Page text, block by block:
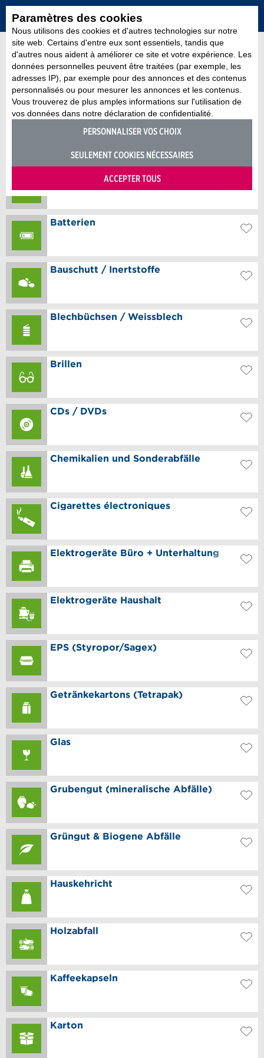
Paramètres des cookies
Nous utilisons des cookies et d'autres technologies sur notre
site web. Certains d'entre eux sont essentiels, tandis que
d'autres nous aident à améliorer ce site et votre expérience. Les
données personnelles peuvent être traitées (par exemple, les
adresses IP), par exemple pour des annonces et des contenus
personnalisés ou pour mesurer les annonces et les contenus.
Vous trouverez de plus amples informations sur l'utilisation de
vos données dans notre déclaration de confidentialité.
PERSONNALISER VOS CHOIX
SEULEMENT COOKIES NÉCESSAIRES
ACCEPTER TOUS